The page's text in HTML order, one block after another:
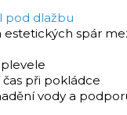
pod dlažbu
estetických spár
při pokládce
vody a